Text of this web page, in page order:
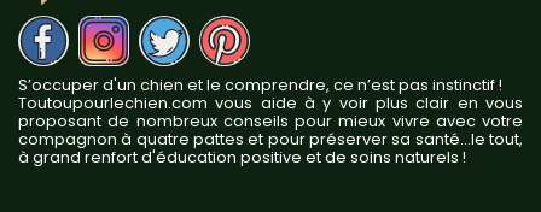
S’occuper d'un chien et le comprendre, ce n’est pas instinctif !
Toutoupourlechien.com vous aide à y voir plus clair en vous
proposant de nombreux conseils pour mieux vivre avec votre
compagnon à quatre pattes et pour préserver sa santé...le tout,
à grand renfort d'éducation positive et de soins naturels !